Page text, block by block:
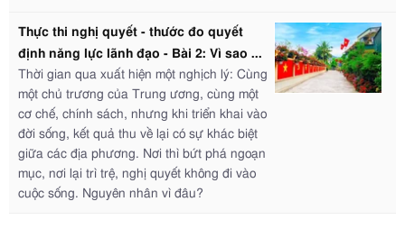
Thực thi nghị quyết - thước đo quyết
định năng lực lãnh đạo - Bài 2: Vì sao ...
Thời gian qua xuất hiện một nghịch lý: Cùng
một chủ trương của Trung ương, cùng một
cơ chế, chính sách, nhưng khi triển khai vào
đời sống, kết quả thu về lại có sự khác biệt
giữa các địa phương. Nơi thì bứt phá ngoạn
mục, nơi lại trì trệ, nghị quyết không đi vào
cuộc sống. Nguyên nhân vì đâu?